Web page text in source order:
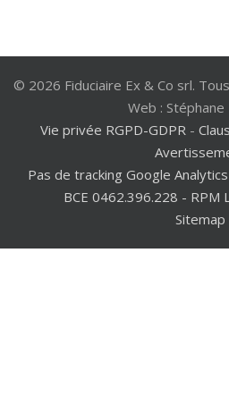
© 2026 Fiduciaire Ex & Co srl.
Web : Stéphane
Vie privée RGPD-GDPR -
Pas de tracking Google
BCE 0462.396.228 - RPM
Sitemap